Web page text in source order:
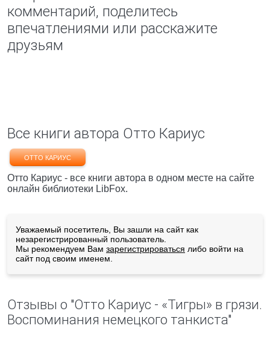
комментарий, поделитесь
впечатлениями или расскажите
друзьям
Все книги автора Отто Кариус
ОТТО КАРИУС
Отто Кариус - все книги автора в одном месте на сайте
онлайн библиотеки LibFox.
Уважаемый посетитель, Вы зашли на сайт как
незарегистрированный пользователь.
Мы рекомендуем Вам зарегистрироваться либо войти на
сайт под своим именем.
Отзывы о "Отто Кариус - «Тигры» в грязи.
Воспоминания немецкого танкиста"